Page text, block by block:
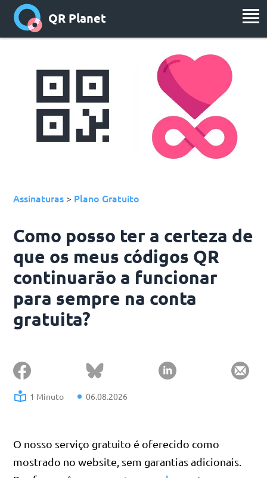
QR Planet
Assinaturas > Plano Gratuito
Como posso ter a certeza de
que os meus códigos QR
continuarão a funcionar
para sempre na conta
gratuita?
1 Minuto 06.08.2026
O nosso serviço gratuito é oferecido como
mostrado no website, sem garantias adicionais.